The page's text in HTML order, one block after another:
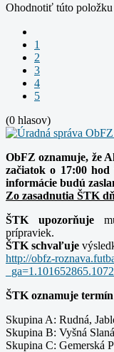
Ohodnotiť túto položku
1
2
3
4
5
(0 hlasov)
ObFZ oznamuje, že
začiatok o 17:00
informácie budú
Zo zasadnutia ŠTK
ŠTK upozorňuje
prípraviek.
ŠTK schvaľuje
http://obfz-
ŠTK oznamuje
Skupina A: Rudná,
Skupina B: Vyšná
Skupina C: Gemerská